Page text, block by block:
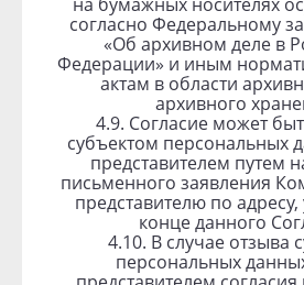
на бумажных носителях
согласно Федеральному
«Об архивном деле в
Федерации» и иным
актам в области
архивного
4.9. Согласие может
субъектом персональных
представителем путем
письменного заявления
представителю по
конце данного
4.10. В случае отзыва
персональных